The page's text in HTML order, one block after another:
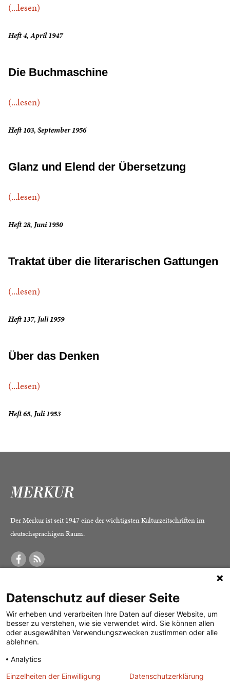
(...lesen)
Heft 4, April 1947
Die Buchmaschine
(...lesen)
Heft 103, September 1956
Glanz und Elend der Übersetzung
(...lesen)
Heft 28, Juni 1950
Traktat über die literarischen Gattungen
(...lesen)
Heft 137, Juli 1959
Über das Denken
(...lesen)
Heft 65, Juli 1953
Der Merkur ist seit 1947 eine der wichtigsten Kulturzeitschriften im
deutschsprachigen Raum.
Was ist der Merkur?
Herausgeber /
Redaktion
Verlag
Alle Abos im Überblick
Print-Abo
Digital-Abo
Abo kündigen
Impressum
Datenschutz
Mediadaten
Datenschutz auf dieser Seite
Wir erheben und verarbeiten Ihre Daten auf dieser Website, um
besser zu verstehen, wie sie verwendet wird. Sie können allen
oder ausgewählten Verwendungszwecken zustimmen oder alle
ablehnen.
Analytics
Einzelheiten der Einwilligung
Datenschutzerklärung